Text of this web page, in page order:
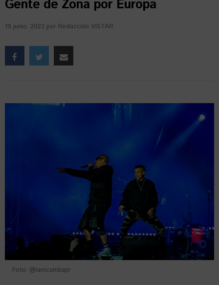
Gente de Zona por Europa
19 junio, 2023 por Redacción VISTAR
Foto: @iamcumbapr